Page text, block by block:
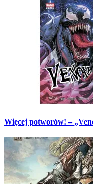
Więcej potworów! –